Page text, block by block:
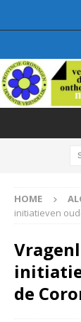
HOME
initiatieven
de